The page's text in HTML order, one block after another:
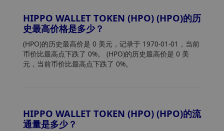
HIPPO WALLET TOKEN (HPO) (HPO)的历
史最高价格是多少？
(HPO)的历史最高价是 0 美元，记录于 1970-01-01，当前
币价比最高点下跌了 0%。 (HPO)的历史最高价是 0 美
元，当前币价比最高点下跌了 0%。
HIPPO WALLET TOKEN (HPO) (HPO)的流
通量是多少？